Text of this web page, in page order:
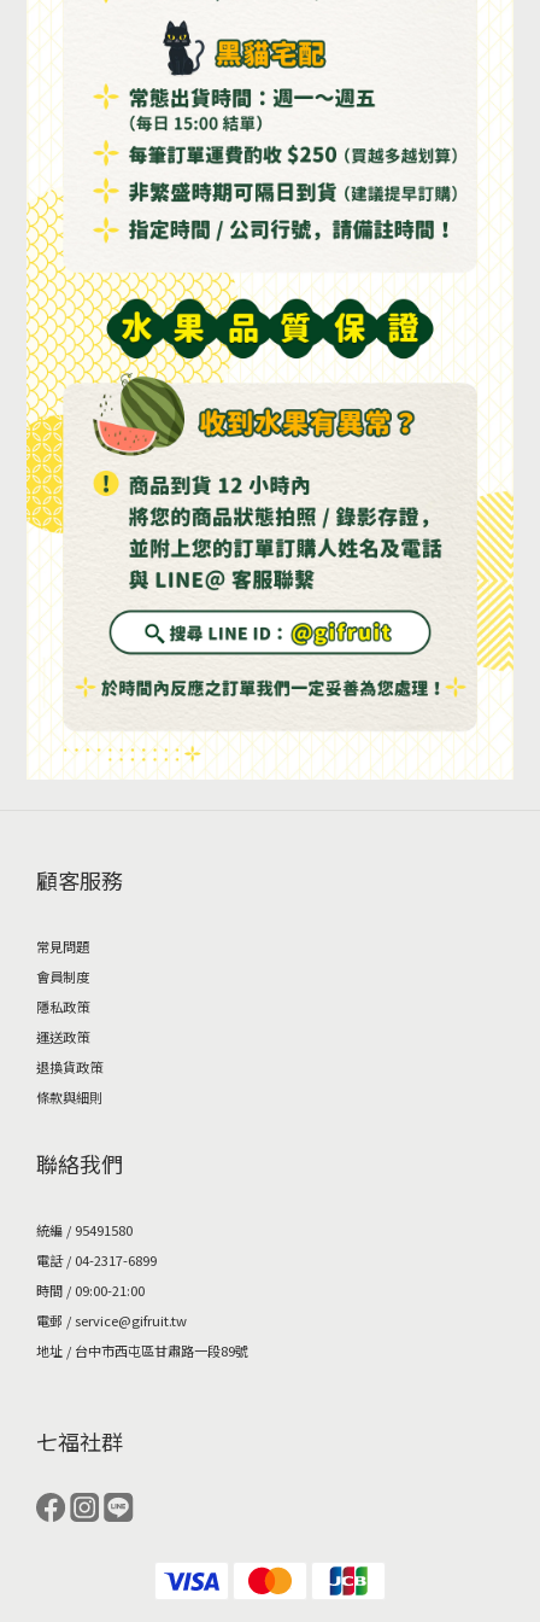
顧客服務
常見問題
會員制度
隱私政策
運送政策
退換貨政策
條款與細則
聯絡我們
統編 / 95491580
電話 / 04-2317-6899
時間 / 09:00-21:00
電郵 / service@gifruit.tw
地址 / 台中市西屯區甘肅路一段89號
七福社群